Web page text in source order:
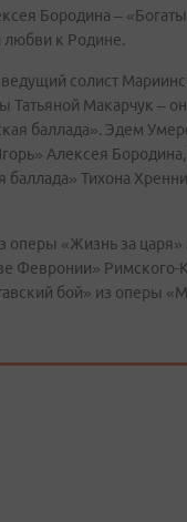
Бородина –
любви к Родине.
солист
Татьяной Макарчук –
баллада». Эдем
Алексея Бородина,
Тихона
оперы «Жизнь за
Февронии»
бой» из оперы